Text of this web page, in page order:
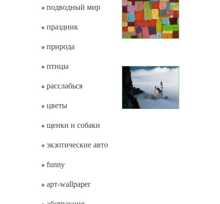
подводный мир
праздник
природа
птицы
расслабься
цветы
щенки и собаки
экзотические авто
funny
арт-wallpaper